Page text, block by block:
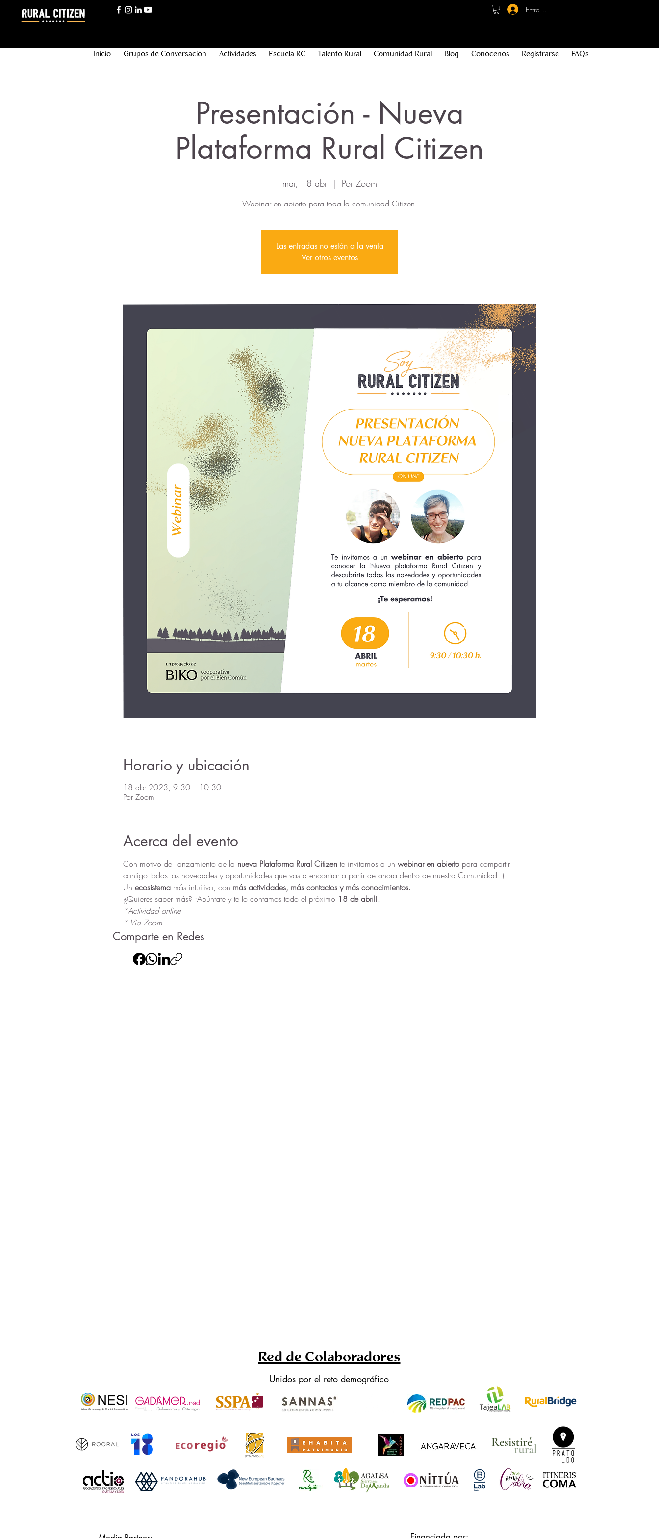
Entrar - Registro
Inicio Grupos de Conversación Actividades Escuela RC Talento Rural Comunidad Rural Blog Conócenos Registrarse FAQs
Presentación - Nueva
Plataforma Rural Citizen
mar, 18 abr
  |
Por Zoom
Webinar en abierto para toda la comunidad Citizen.
Las entradas no están a la venta
Ver otros eventos
Horario y ubicación
18 abr 2023, 9:30 – 10:30
Por Zoom
Acerca del evento
Con motivo del lanzamiento de la nueva Plataforma Rural Citizen te invitamos a un webinar en abierto para compartir
contigo todas las novedades y oportunidades que vas a encontrar a partir de ahora dentro de nuestra Comunidad :)
Un ecosistema más intuitivo, con más actividades, más contactos y más conocimientos.
¿Quieres saber más? ¡Apúntate y te lo contamos todo el próximo 18 de abril!.
*Actividad online
* Vía Zoom
Comparte en Redes
Red de Colaboradores
Unidos por el reto demográfico